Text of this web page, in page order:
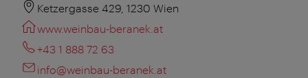
Ketzergasse 429, 1230 Wien
www.weinbau-beranek.at
+43 1 888 72 63
info@weinbau-beranek.at